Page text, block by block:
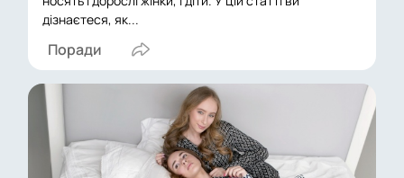
дізнаєтеся, як...
Поради